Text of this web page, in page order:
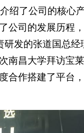
绍了公司的核心
公司的发展历程
发的张道国总经
南昌大学拜访宝
合作搭建了平台